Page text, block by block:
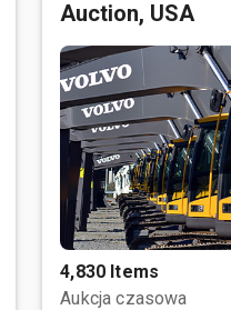
Auction, USA
4,830 Items
Aukcja czasowa